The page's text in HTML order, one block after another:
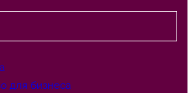
для бизнеса